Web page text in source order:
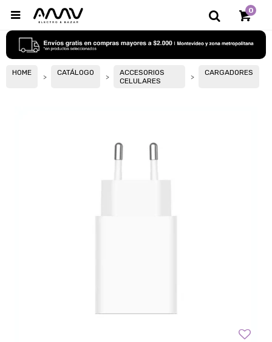
0

HOME CATÁLOGO
ACCESORIOS
CELULARES
CARGADORES